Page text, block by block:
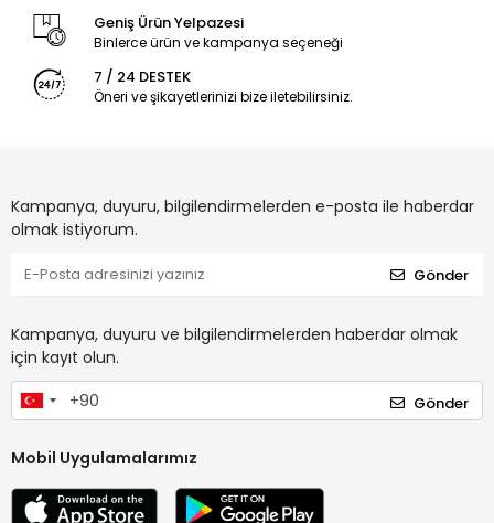
Geniş Ürün Yelpazesi
Binlerce ürün ve kampanya seçeneği
7 / 24 DESTEK
Öneri ve şikayetlerinizi bize iletebilirsiniz.
Kampanya, duyuru, bilgilendirmelerden e-posta ile haberdar
olmak istiyorum.
Gönder
Kampanya, duyuru ve bilgilendirmelerden haberdar olmak
için kayıt olun.
Gönder
Mobil Uygulamalarımız